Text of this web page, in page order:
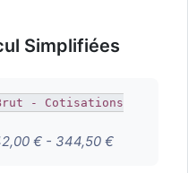
Simplifiées
- Cotisations
€ - 344,50 €